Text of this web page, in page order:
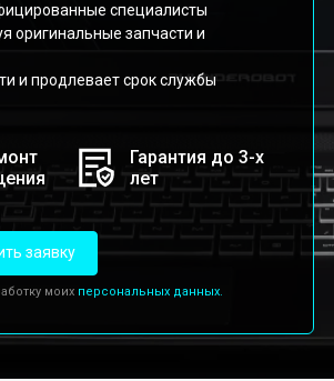
специалисты
оригинальные запчасти и
и продлевает срок службы
Гарантия до 3-х
лет
заявку
моих персональных данных.